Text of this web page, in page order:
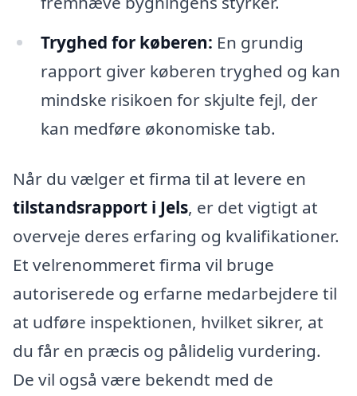
Tryghed for køberen: En grundig
rapport giver køberen tryghed og kan
mindske risikoen for skjulte fejl, der
kan medføre økonomiske tab.
Når du vælger et firma til at levere en
tilstandsrapport i Jels, er det vigtigt at
overveje deres erfaring og kvalifikationer.
Et velrenommeret firma vil bruge
autoriserede og erfarne medarbejdere til
at udføre inspektionen, hvilket sikrer, at
du får en præcis og pålidelig vurdering.
De vil også være bekendt med de